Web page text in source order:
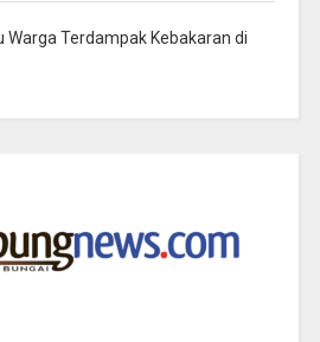
Terdampak Kebakaran di